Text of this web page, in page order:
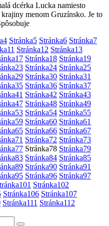
dcérka Lucka namiesto
menom Gruzínsko. Je to
4 Stránka5 Stránka6 Stránka7
11 Stránka12 Stránka13
17 Stránka18 Stránka19
23 Stránka24 Stránka25
29 Stránka30 Stránka31
35 Stránka36 Stránka37
41 Stránka42 Stránka43
47 Stránka48 Stránka49
53 Stránka54 Stránka55
59 Stránka60 Stránka61
65 Stránka66 Stránka67
71 Stránka72 Stránka73
77 Stránka78 Stránka79
83 Stránka84 Stránka85
89 Stránka90 Stránka91
95 Stránka96 Stránka97
101 Stránka102
Stránka106 Stránka107
Stránka111 Stránka112